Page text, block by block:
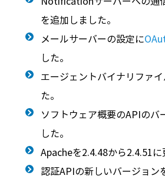
を追加しました。
メールサーバーの設定に
した。
エージェントバイナリファ
た。
ソフトウェア概要のAPIのバ
した。
Apacheを2.4.48から2.4.51に
認証APIの新しいバージョン